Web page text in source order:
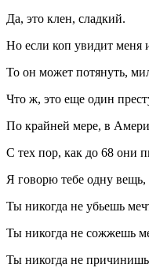
Да, это клен, сладкий.
Но если коп увидит меня
То он может потянуть,
Что ж, это еще один
По крайней мере, в
С тех пор, как до 68 они
Я говорю тебе одну вещь,
Ты никогда не убьешь
Ты никогда не сожжешь
Ты никогда не